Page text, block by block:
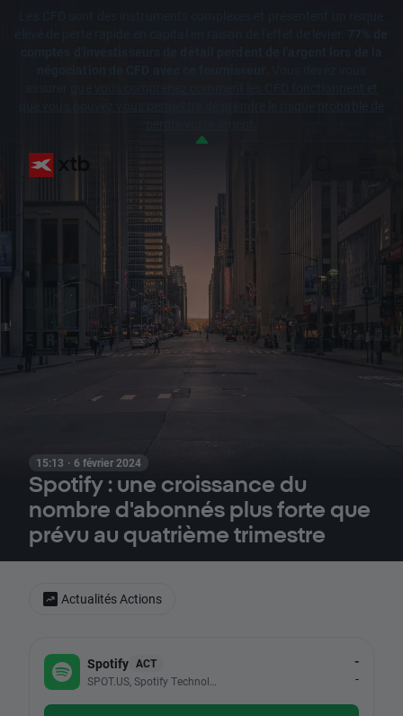
15:13 · 6 février 2024
Spotify : une croissance du
nombre d'abonnés plus forte que
prévu au quatrième trimestre
Spotify ACT
SPOT.US, Spotify Technology SA
-
-
Actualités Actions